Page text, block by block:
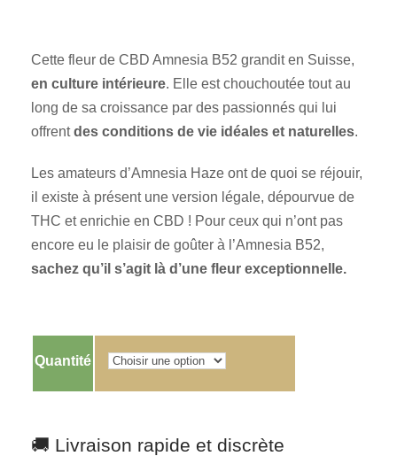
Cette fleur de CBD Amnesia B52 grandit en Suisse,
en culture intérieure. Elle est chouchoutée tout au
long de sa croissance par des passionnés qui lui
offrentdes conditions de vie idéales et naturelles.
Les amateurs d’Amnesia Haze ont de quoi se réjouir,
il existe à présent une version légale, dépourvue de
THC et enrichie en CBD ! Pour ceux qui n’ont pas
encore eu le plaisir de goûter à l’Amnesia B52,
sachez qu’il s’agit là d’une fleur exceptionnelle.
Quantité
🚚 Livraison rapide et discrète